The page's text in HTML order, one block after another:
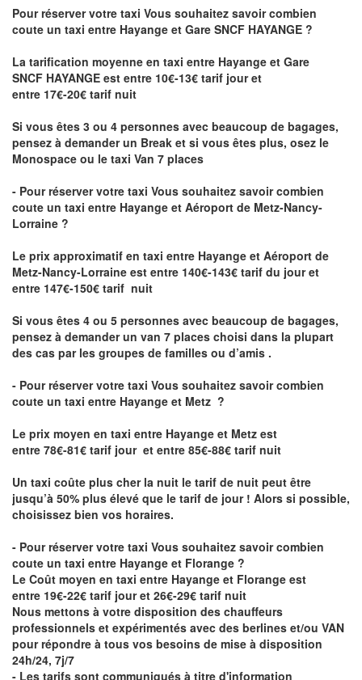
Pour réserver votre taxi Vous souhaitez savoircombien
coute un taxi entre Hayange et Gare SNCF HAYANGE ?
La tarification moyenne en taxi entre Hayange et Gare
SNCF HAYANGE est entre 10€-13€ tarif jour et
entre 17€-20€ tarif nuit
Si vous êtes 3 ou 4 personnes avec beaucoup de bagages,
pensez à demander un Break et si vous êtes plus, osez le
Monospace ou le taxi Van 7 places
- Pour réserver votre taxi Vous souhaitez savoircombien
coute un taxi entre Hayange et Aéroport de Metz-Nancy-
Lorraine ?
Le prix approximatif en taxi entre Hayange et Aéroport de
Metz-Nancy-Lorraine est entre 140€-143€ tarif du jour et
entre 147€-150€ tarif nuit
Si vous êtes 4 ou 5 personnes avec beaucoup de bagages,
pensez à demander un van 7 places choisi dans la plupart
des cas par les groupes de familles ou d’amis .
- Pour réserver votre taxi Vous souhaitez savoircombien
coute un taxi entre Hayange et Metz ?
Le prix moyen en taxi entre Hayange et Metz est
entre 78€-81€ tarif jour et entre 85€-88€ tarif nuit
Un taxi coûte plus cher la nuit le tarif de nuit peut être
jusqu’à 50% plus élevé que le tarif de jour ! Alors si possible,
choisissez bien vos horaires.
- Pour réserver votre taxi Vous souhaitez savoircombien
coute un taxi entre Hayange et Florange ?
Le Coût moyen en taxi entre Hayange et Florange est
entre 19€-22€ tarif jour et 26€-29€ tarif nuit
Nous mettons à votre disposition des chauffeurs
professionnels et expérimentés avec des berlines et/ou VAN
pour répondre à tous vos besoins de mise à disposition
24h/24, 7j/7
- Les tarifs sont communiqués à titre d'information